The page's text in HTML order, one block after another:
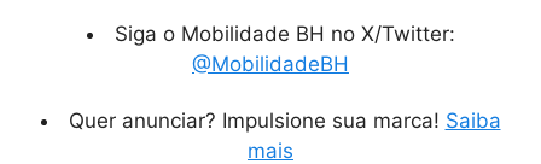
Siga o Mobilidade BH no X/Twitter:
@MobilidadeBH
Quer anunciar? Impulsione sua marca! Saiba
mais